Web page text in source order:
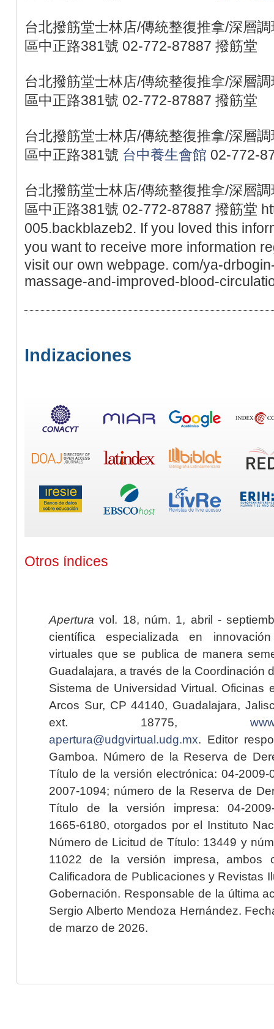
台北撥筋堂士林店/傳統整復推拿/深層
區中正路381號 02-772-87887 撥筋堂
台北撥筋堂士林店/傳統整復推拿/深層
區中正路381號 02-772-87887 撥筋堂
台北撥筋堂士林店/傳統整復推拿/深層
區中正路381號 台中養生會館 02-772-
台北撥筋堂士林店/傳統整復推拿/深層
區中正路381號 02-772-87887 撥筋堂
005.backblazeb2. If you loved this
you want to receive more information
visit our own webpage. com/ya-
massage-and-improved-blood-
Indizaciones
Otros índices
Apertura vol. 18, núm. 1, abril -
científica especializada en
virtuales que se publica de manera
Guadalajara, a través de la Coordinación
Sistema de Universidad Virtual. Oficinas
Arcos Sur, CP 44140, Guadalajara,
ext. 18775,
apertura@udgvirtual.udg.mx. Editor
Gamboa. Número de la Reserva de
Título de la versión electrónica: 04-2009-
2007-1094; número de la Reserva de
Título de la versión impresa: 04-2009-
1665-6180, otorgados por el Instituto
Número de Licitud de Título: 13449 y
11022 de la versión impresa, ambos
Calificadora de Publicaciones y Revistas
Gobernación. Responsable de la última
Sergio Alberto Mendoza Hernández.
de marzo de 2026.